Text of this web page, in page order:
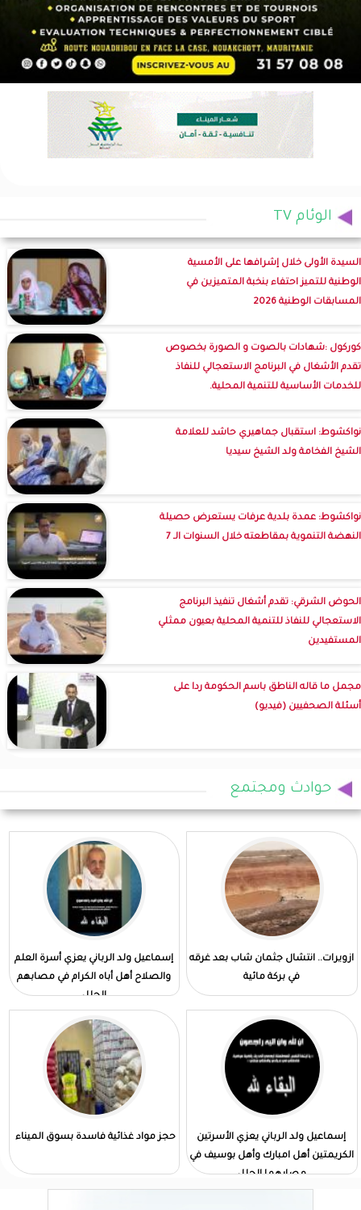
الوئام TV
السيدة الأولى خلال إشرافها على الأمسية
الوطنية للتميز احتفاء بنخبة المتميزين في
المسابقات الوطنية 2026
كوركول :شهادات بالصوت و الصورة بخصوص
تقدم الأشغال في البرنامج الاستعجالي للنفاذ
للخدمات الأساسية للتنمية المحلية.
نواكشوط: استقبال جماهيري حاشد للعلامة
الشيخ الفخامة ولد الشيخ سيديا
نواكشوط: عمدة بلدية عرفات يستعرض حصيلة
النهضة التنموية بمقاطعته خلال السنوات الـ 7
الحوض الشرقي: تقدم أشغال تنفيذ البرنامج
الاستعجالي للنفاذ للتنمية المحلية بعيون ممثلي
المستفيدين
مجمل ما قاله الناطق باسم الحكومة ردا على
أسئلة الصحفيين (فيديو)
حوادث ومجتمع
ازويرات.. انتشال جثمان شاب بعد غرقه
في بركة مائية
إسماعيل ولد الرباني يعزي أسرة العلم
والصلاح أهل أباه الكرام في مصابهم
الجلل
إسماعيل ولد الرباني يعزي الأسرتين
الكريمتين أهل امبارك وأهل بوسيف في
مصابهما الجلل
حجز مواد غذائية فاسدة بسوق الميناء